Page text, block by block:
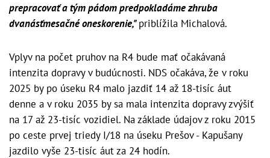
prepracovať a tým pádom predpokladáme zhruba
dvanásťmesačné oneskorenie,"priblížila Michalová.
Vplyv na počet pruhov na R4 bude mať očakávaná
intenzita dopravy v budúcnosti. NDS očakáva, že v roku
2025 by po úseku R4 malo jazdiť 14 až 18-tisíc áut
denne a v roku 2035 by sa mala intenzita dopravy zvýšiť
na 17 až 23-tisíc vozidiel. Na základe údajov z roku 2015
po ceste prvej triedy I/18 na úseku Prešov - Kapušany
jazdilo vyše 23-tisíc áut za 24 hodín.